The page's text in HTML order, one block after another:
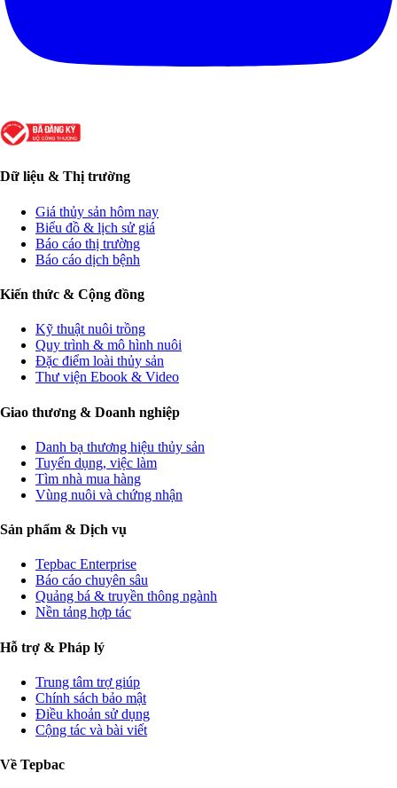
Dữ liệu & Thị trường
Giá thủy sản hôm nay
Biểu đồ & lịch sử giá
Báo cáo thị trường
Báo cáo dịch bệnh
Kiến thức & Cộng đồng
Kỹ thuật nuôi trồng
Quy trình & mô hình nuôi
Đặc điểm loài thủy sản
Thư viện Ebook & Video
Giao thương & Doanh nghiệp
Danh bạ thương hiệu thủy sản
Tuyển dụng, việc làm
Tìm nhà mua hàng
Vùng nuôi và chứng nhận
Sản phẩm & Dịch vụ
Tepbac Enterprise
Báo cáo chuyên sâu
Quảng bá & truyền thông ngành
Nền tảng hợp tác
Hỗ trợ & Pháp lý
Trung tâm trợ giúp
Chính sách bảo mật
Điều khoản sử dụng
Cộng tác và bài viết
Về Tepbac